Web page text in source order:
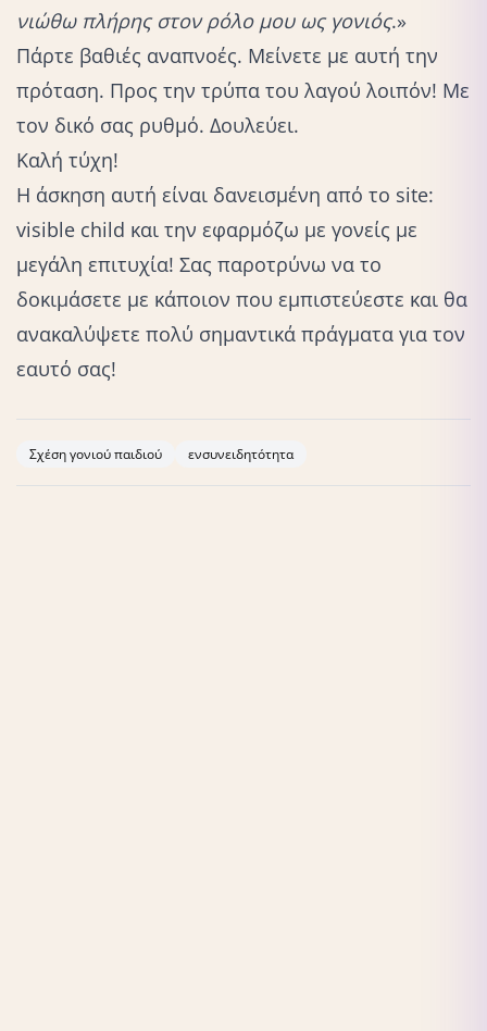
νιώθω πλήρης στον ρόλο μου ως γονιός.»
Πάρτε βαθιές αναπνοές. Μείνετε με αυτή την
πρόταση. Προς την τρύπα του λαγού λοιπόν! Με
τον δικό σας ρυθμό. Δουλεύει.
Καλή τύχη!
Η άσκηση αυτή είναι δανεισμένη από το site:
visible child και την εφαρμόζω με γονείς με
μεγάλη επιτυχία! Σας παροτρύνω να το
δοκιμάσετε με κάποιον που εμπιστεύεστε και θα
ανακαλύψετε πολύ σημαντικά πράγματα για τον
εαυτό σας!
Σχέση γονιού παιδιού ενσυνειδητότητα